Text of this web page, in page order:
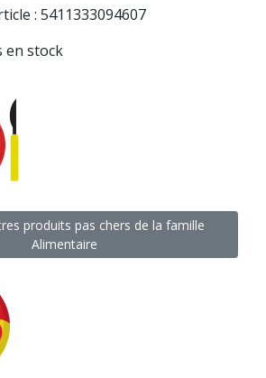
: 5411333094607
en stock
produits pas chers de la famille
Alimentaire